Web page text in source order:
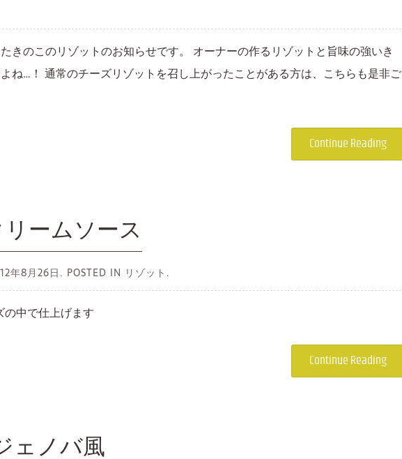
きのこのリゾットのお知らせです。 オーナーの作るリゾットと旨味の強いき
ね…！ 通常のチーズリゾットを召し上がったことがある方は、こちらも是非ご
Continue Reading
ームソース
年8月26日. POSTED IN リゾット.
中で仕上げます
Continue Reading
ェノバ風